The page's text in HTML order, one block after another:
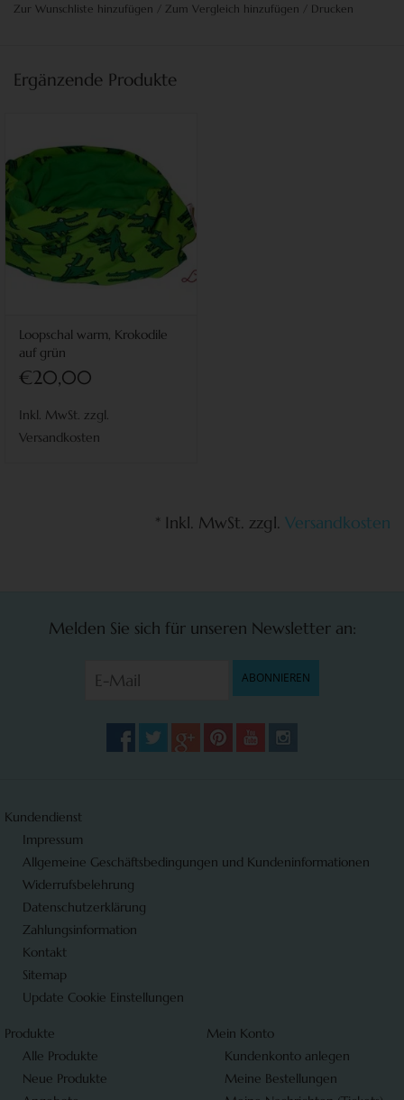
Zur Wunschliste hinzufügen Zum Vergleich hinzufügen Drucken
Ergänzende Produkte
Loopschal warm, Krokodile
auf grün
€20,00
Inkl. MwSt. zzgl.
Versandkosten
* Inkl. MwSt. zzgl. Versandkosten
Melden Sie sich für unseren Newsletter an:
ABONNIEREN
Kundendienst
Impressum
Allgemeine Geschäftsbedingungen und Kundeninformationen
Widerrufsbelehrung
Datenschutzerklärung
Zahlungsinformation
Kontakt
Sitemap
Update Cookie Einstellungen
Produkte
Alle Produkte
Neue Produkte
Mein Konto
Kundenkonto anlegen
Meine Bestellungen